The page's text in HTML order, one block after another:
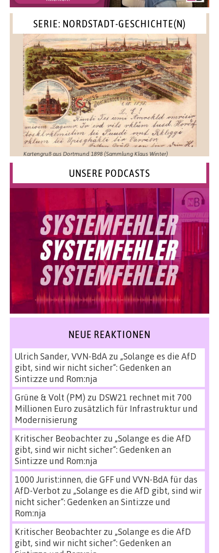
SERIE: NORDSTADT-GESCHICHTE(N)
Kartengruß aus Dortmund 1898 (Sammlung Klaus Winter)
UNSERE PODCASTS
NEUE REAKTIONEN
Ulrich Sander, VVN-BdAzu „Solange es die AfD
gibt, sind wir nicht sicher“: Gedenken an
Sinti:zze und Rom:nja
Grüne & Volt (PM) zu DSW21 rechnet mit 700
Millionen Euro zusätzlich für Infrastruktur und
Modernisierung
Kritischer Beobachterzu „Solange es die AfD
gibt, sind wir nicht sicher“: Gedenken an
Sinti:zze und Rom:nja
1000 Jurist:innen, die GFF und VVN-BdA für das
AfD-Verbot zu „Solange es die AfD gibt, sind wir
nicht sicher“: Gedenken an Sinti:zze und
Rom:nja
Kritischer Beobachterzu „Solange es die AfD
gibt, sind wir nicht sicher“: Gedenken an